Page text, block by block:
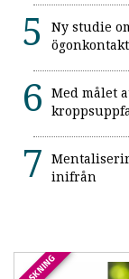
Ny studie
Med målet
inifrån